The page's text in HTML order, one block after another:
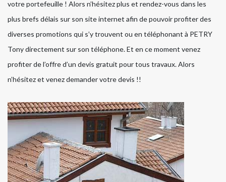
votre portefeuille ! Alors n’hésitez plus et rendez-vous dans les
plus brefs délais sur son site internet afin de pouvoir profiter des
diverses promotions qui s’y trouvent ou en téléphonant à PETRY
Tony directement sur son téléphone. Et en ce moment venez
profiter de l’offre d’un devis gratuit pour tous travaux. Alors
n’hésitez et venez demander votre devis !!